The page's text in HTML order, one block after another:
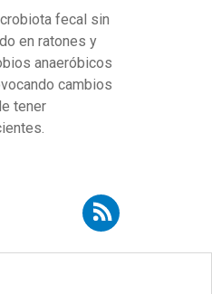
fecal sin
en ratones y
anaeróbicos
cambios
tener
Clàudia Aràjol